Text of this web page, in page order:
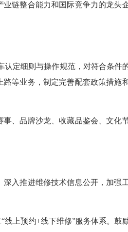
链整合能力和国际竞争力的龙头
认定细则与操作规范，对符合条件
等业务，制定完善配套政策措施
、品牌沙龙、收藏品鉴会、文化
入推进维修技术信息公开，加强
上预约+线下维修”服务体系。鼓